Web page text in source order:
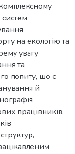
на екологію та
увагу
та
попиту, що є
й
працівників,